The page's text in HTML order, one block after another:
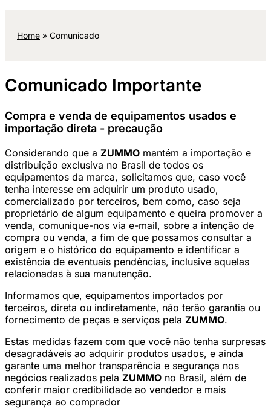
Home » Comunicado
Comunicado Importante
Compra e venda de equipamentos usados e
importação direta - precaução
Considerando que a ZUMMO mantém a importação e
distribuição exclusiva no Brasil de todos os
equipamentos da marca, solicitamos que, caso você
tenha interesse em adquirir um produto usado,
comercializado por terceiros, bem como, caso seja
proprietário de algum equipamento e queira promover a
venda, comunique-nos via e-mail, sobre a intenção de
compra ou venda, a fim de que possamos consultar a
origem e o histórico do equipamento e identificar a
existência de eventuais pendências, inclusive aquelas
relacionadas à sua manutenção.
Informamos que, equipamentos importados por
terceiros, direta ou indiretamente, não terão garantia ou
fornecimento de peças e serviços pela ZUMMO.
Estas medidas fazem com que você não tenha surpresas
desagradáveis ao adquirir produtos usados, e ainda
garante uma melhor transparência e segurança nos
negócios realizados pela ZUMMO no Brasil, além de
conferir maior credibilidade ao vendedor e mais
segurança ao comprador